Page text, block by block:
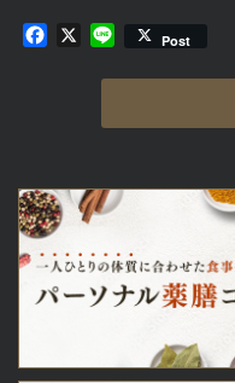
Facebook
X Line Post